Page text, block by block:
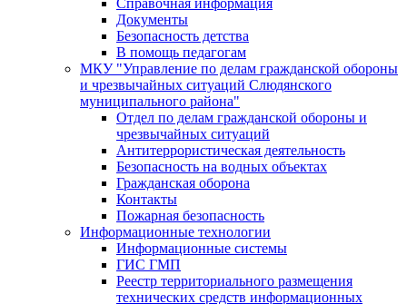
Справочная информация
Документы
Безопасность детства
В помощь педагогам
МКУ "Управление по делам гражданской обороны
и чрезвычайных ситуаций Слюдянского
муниципального района"
Отдел по делам гражданской обороны и
чрезвычайных ситуаций
Антитеррористическая деятельность
Безопасность на водных объектах
Гражданская оборона
Контакты
Пожарная безопасность
Информационные технологии
Информационные системы
ГИС ГМП
Реестр территориального размещения
технических средств информационных